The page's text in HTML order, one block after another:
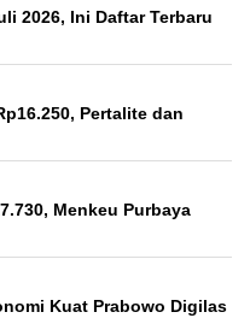
2026, Ini Daftar Terbaru
Pertalite dan
Menkeu Purbaya
Kuat Prabowo Digilas